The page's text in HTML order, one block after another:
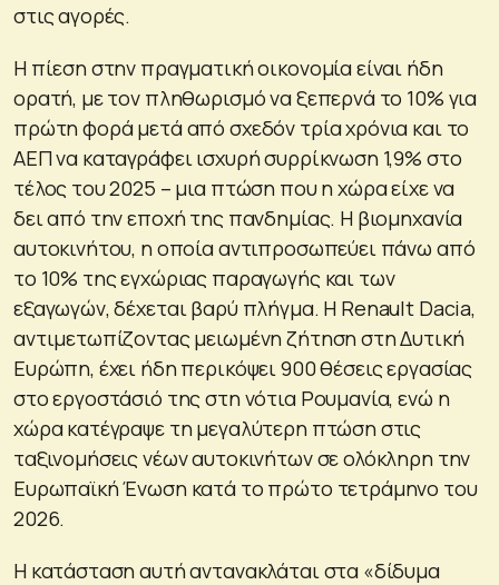
στις αγορές.
Η πίεση στην πραγματική οικονομία είναι ήδη
ορατή, με τον πληθωρισμό να ξεπερνά το 10% για
πρώτη φορά μετά από σχεδόν τρία χρόνια και το
ΑΕΠ να καταγράφει ισχυρή συρρίκνωση 1,9% στο
τέλος του 2025 – μια πτώση που η χώρα είχε να
δει από την εποχή της πανδημίας. Η βιομηχανία
αυτοκινήτου, η οποία αντιπροσωπεύει πάνω από
το 10% της εγχώριας παραγωγής και των
εξαγωγών, δέχεται βαρύ πλήγμα. Η Renault Dacia,
αντιμετωπίζοντας μειωμένη ζήτηση στη Δυτική
Ευρώπη, έχει ήδη περικόψει 900 θέσεις εργασίας
στο εργοστάσιό της στη νότια Ρουμανία, ενώ η
χώρα κατέγραψε τη μεγαλύτερη πτώση στις
ταξινομήσεις νέων αυτοκινήτων σε ολόκληρη την
Ευρωπαϊκή Ένωση κατά το πρώτο τετράμηνο του
2026.
Η κατάσταση αυτή αντανακλάται στα «δίδυμα